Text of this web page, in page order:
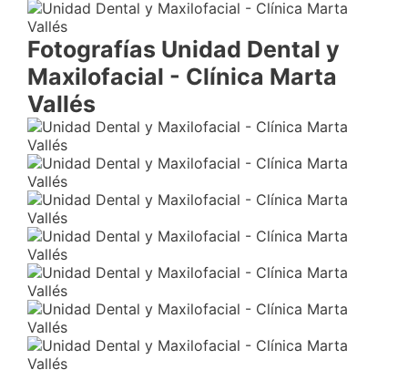
Fotografías Unidad Dental y
Maxilofacial - Clínica Marta
Vallés